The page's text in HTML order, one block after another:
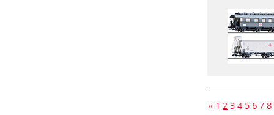
« 1 2 3 4 5 6 7 8